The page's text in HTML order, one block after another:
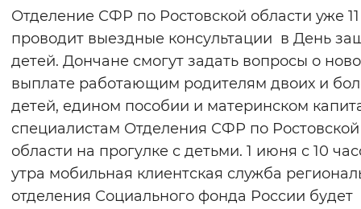
Цвет сайта
Монохромный Инверсивный
Синий фон
Изображения
Включены Выключены
Отделение СФР по Ростовской области уже 11
проводит выездные консультации в День
детей. Дончане смогут задать вопросы о
выплате работающим родителям двоих и
детей, едином пособии и материнском
специалистам Отделения СФР по Ростовской
области на прогулке с детьми. 1 июня с 10
утра мобильная клиентская служба
отделения Социального фонда России будет